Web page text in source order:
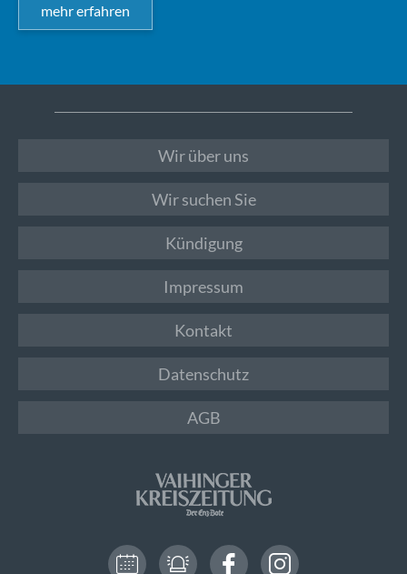
mehr erfahren
Wir über uns
Wir suchen Sie
Kündigung
Impressum
Kontakt
Datenschutz
AGB